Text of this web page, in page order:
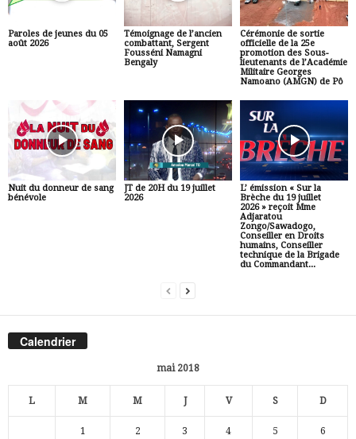
Paroles de jeunes du 05
août 2026
Témoignage de l’ancien
combattant, Sergent
Fousséni Namagni
Bengaly
Cérémonie de sortie
officielle de la 25e
promotion des Sous-
lieutenants de l’Académie
Militaire Georges
Namoano (AMGN) de Pô
Nuit du donneur de sang
bénévole
JT de 20H du 19 juillet
2026
L’ émission « Sur la
Brèche du 19 juillet
2026 » reçoit Mme
Adjaratou
Zongo/Sawadogo,
Conseiller en Droits
humains, Conseiller
technique de la Brigade
du Commandant...
Calendrier
mai 2018
L M M J V S D
1 2 3 4 5 6